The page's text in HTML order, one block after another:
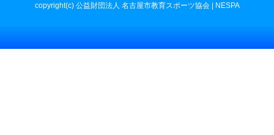
copyright(c) 公益財団法人 名古屋市教育スポーツ協会 | NESPA